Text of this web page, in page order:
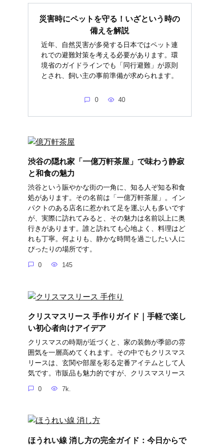
災害時にペットを守る！いざという時の
備えを解説
近年、自然災害が多発する日本ではペット連
れでの避難対策を考える必要があります。環
境省のガイドラインでも「同行避難」が原則
とされ、飼い主の事前準備が求められます。
0 40
渋谷の隠れ家「一億万軒茶屋」で味わう静寂
と和食の魅力
渋谷という賑やかな街の一角に、知る人ぞ知る和食
処があります。その名前は「一億万軒茶屋」。イン
パクトのある店名に惹かれて足を運ぶ人も多いです
が、実際に訪れてみると、その魅力は名前以上に奥
行きがあります。誰と訪れても心地よく、料理はど
れも丁寧。何よりも、静かな時間を過ごしたい人に
ぴったりの場所です。
0 145
クリスマスリース 手作りガイド｜手軽で楽し
い初心者向けアイデア
クリスマスの時期が近づくと、家の装飾が季節の雰
囲気を一層高めてくれます。その中でもクリスマス
リースは、玄関や部屋を彩る定番アイテムとして人
気です。市販品も魅力的ですが、クリスマスリース
0 7k.
ほうれい線 消し方の完全ガイド：今日からで